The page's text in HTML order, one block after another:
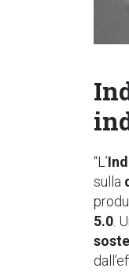
“L’
sulla
5.0 .